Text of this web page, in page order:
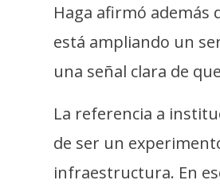
Haga afirmó además
está ampliando un
una señal clara de
La referencia a
de ser un
infraestructura. En